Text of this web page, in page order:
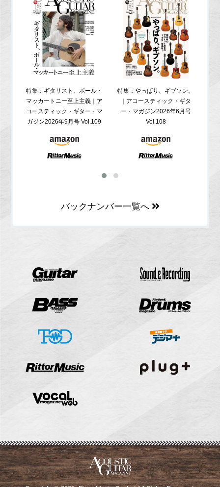
特集：ギタリスト、ポール・
マッカートニー至上主義｜ア
コースティック・ギター・マ
ガジン2026年9月号 Vol.109
特集：やっぱり、ギブソン。
｜アコースティック・ギタ
ー・マガジン2026年6月号
Vol.108
バックナンバー一覧へ